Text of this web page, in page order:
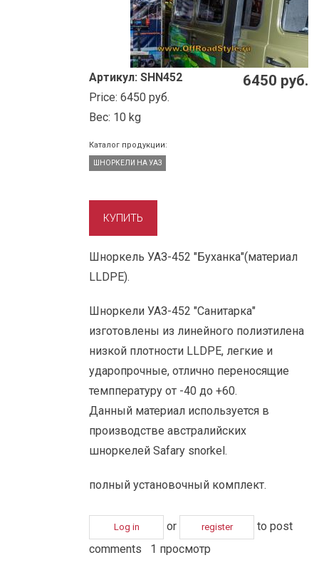
6450 руб.
Артикул: SHN452
Price: 6450 руб.
Вес: 10 kg
Каталог продукции:
ШНОРКЕЛИ НА УАЗ
Шноркель УАЗ-452 "Буханка"(материал
LLDPE).
Шноркели УАЗ-452 "Санитарка"
изготовлены из линейного полиэтилена
низкой плотности LLDPE, легкие и
ударопрочные, отлично переносящие
темппературу от -40 до +60.
Данный материал используется в
производстве австралийских
шноркелей Safary snorkel.
полный установочный комплект.
Log in or register
to post
comments
1 просмотр